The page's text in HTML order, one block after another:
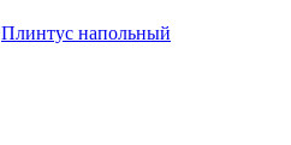
Плинтус напольный